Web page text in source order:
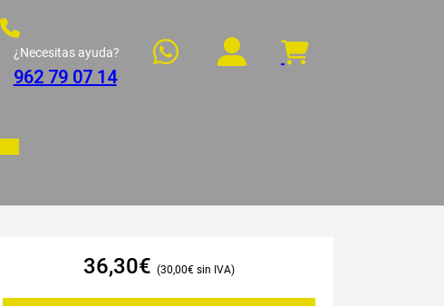
¿Necesitas ayuda?
962 79 07 14
36,30€ 30,00€